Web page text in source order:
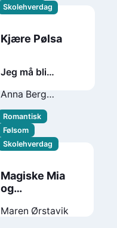
Skolehverdag
Kjære Pølsa
Jeg må bli
Anna Berg
Romantisk
Følsom
Skolehverdag
Magiske Mia
og
Maren Ørstavik